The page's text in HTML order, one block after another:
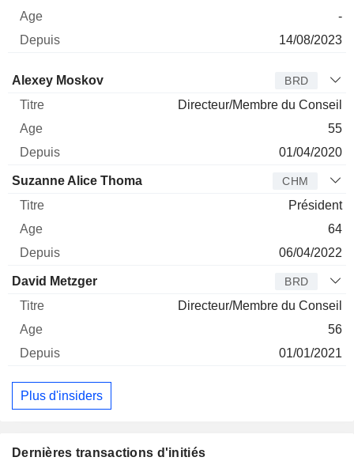
-
14/08/2023
Administrateur Titre
Alexey Moskov BRD
Directeur/Membre du Conseil
55
01/04/2020
Suzanne Alice Thoma CHM
Président
64
06/04/2022
David Metzger BRD
Directeur/Membre du Conseil
56
01/01/2021
Plus d'insiders
Dernières transactions d'initiés